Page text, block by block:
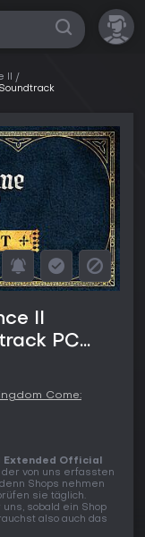
II
II
PC
Come:
Extended Official
von uns erfassten
Shops nehmen
sie täglich.
sobald ein Shop
also auch das